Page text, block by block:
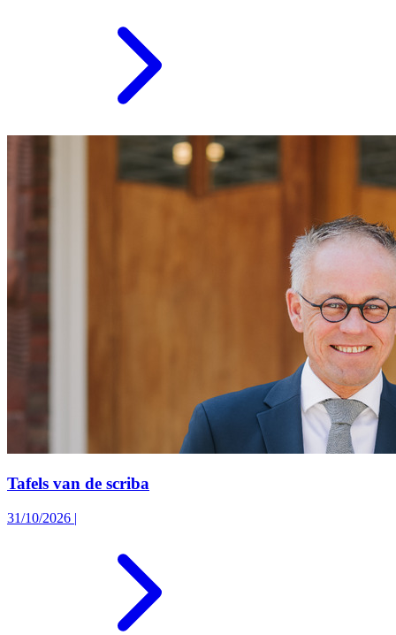
Tafels van de scriba
31/10/2026 |